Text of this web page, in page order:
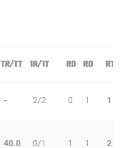
TR/TT 1R/1T RO RD RT
- 2/2 0 1 1
40.0 0/1 1 1 2